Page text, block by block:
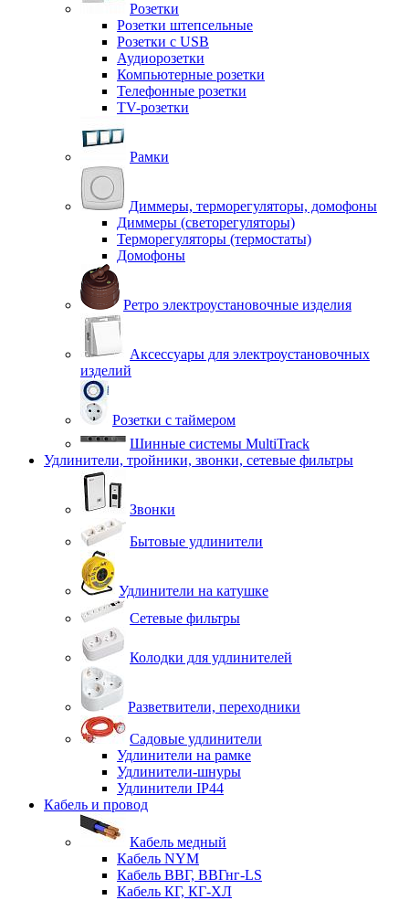
Розетки
Розетки штепсельные
Розетки с USB
Аудиорозетки
Компьютерные розетки
Телефонные розетки
TV-розетки
Рамки
Диммеры, терморегуляторы, домофоны
Диммеры (светорегуляторы)
Терморегуляторы (термостаты)
Домофоны
Ретро электроустановочные изделия
Аксессуары для электроустановочных
изделий
Розетки с таймером
Шинные системы MultiTrack
Удлинители, тройники, звонки, сетевые фильтры
Звонки
Бытовые удлинители
Удлинители на катушке
Сетевые фильтры
Колодки для удлинителей
Разветвители, переходники
Садовые удлинители
Удлинители на рамке
Удлинители-шнуры
Удлинители IP44
Кабель и провод
Кабель медный
Кабель NYM
Кабель ВВГ, ВВГнг-LS
Кабель КГ, КГ-ХЛ